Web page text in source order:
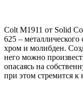
Colt M1911 от Solid
625 –
хром и молибден.
него можно
опасаясь на
при этом стремится к